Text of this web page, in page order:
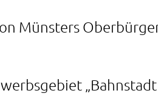
Münsters
„Bahnstadt